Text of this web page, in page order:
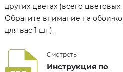
других цветах (всего цветовых
Обратите внимание на обои-
для вас 1 шт.).
Смотреть
Инструкция по